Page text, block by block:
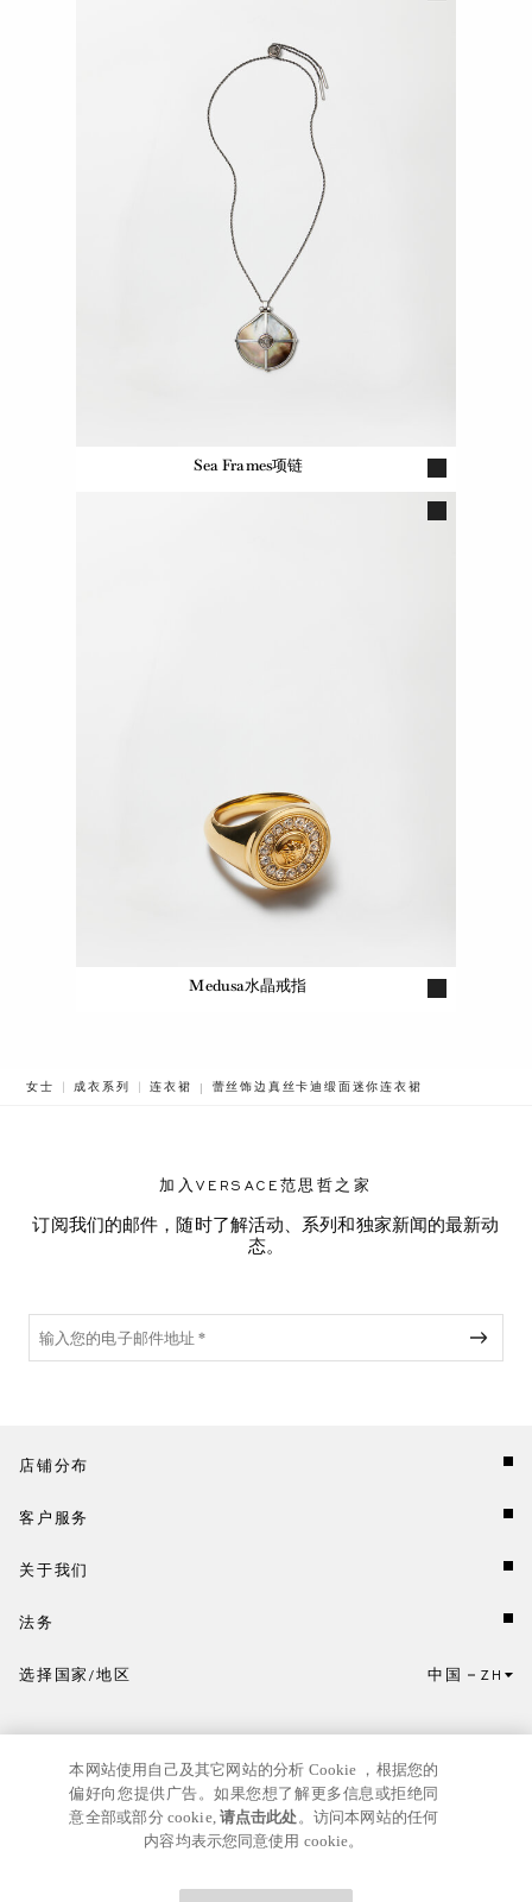
Sea Frames项链
Medusa水晶戒指
女士 成衣系列 连衣裙 BREADCRUMB.ADA.LABEL.CURRENT
蕾丝饰边真丝卡迪缎面迷你连衣裙
加入VERSACE范思哲之家
订阅我们的邮件，随时了解活动、系列和独家新闻的最新动
态。
店铺分布
客户服务
关于我们
法务
点击此处选择国家/地区和语言。
选择国家/地区 中国 ZH
本网站使用自己及其它网站的分析 Cookie ，根据您的
偏好向您提供广告。如果您想了解更多信息或拒绝同
意全部或部分 cookie,请点击此处。访问本网站的任何
内容均表示您同意使用 cookie。